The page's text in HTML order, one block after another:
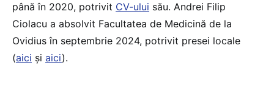
până în 2020, potrivit CV-ului său. Andrei Filip
Ciolacu a absolvit Facultatea de Medicină de la
Ovidius în septembrie 2024, potrivit presei locale
(aici și aici).